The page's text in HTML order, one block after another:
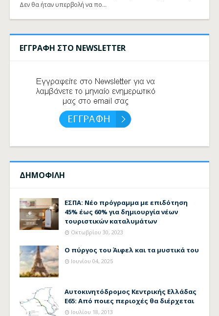
Δεν θα ήταν υπερβολή να πο…
ΕΓΓΡΑΦΗ ΣΤΟ NEWSLETTER
ΔΗΜΟΦΙΛΗ
ΕΣΠΑ: Νέο πρόγραμμα με επιδότηση
45% έως 60% για δημιουργία νέων
τουριστικών καταλυμάτων
Οκτωβρίου 30, 2023
Ο πύργος του Άιφελ και τα μυστικά του
Ιουνίου 04, 2025
Αυτοκινητόδρομος Κεντρικής Ελλάδας
Ε65: Από ποιες περιοχές θα διέρχεται
Ιουλίου 18, 2013